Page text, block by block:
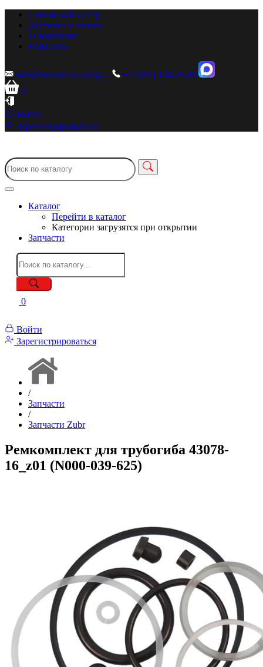
Сервисный центр
Доставка и оплата
О компании
Контакты
sale@zionstm.ru sale@...
+7 (495) 136-23-00
0
Войти
Зарегистрироваться
Каталог
Перейти в каталог
Категории загрузятся при открытии
Запчасти
0
Войти
Зарегистрироваться
/
Запчасти
/
Запчасти Zubr
Ремкомплект для трубогиба 43078-
16_z01 (N000-039-625)